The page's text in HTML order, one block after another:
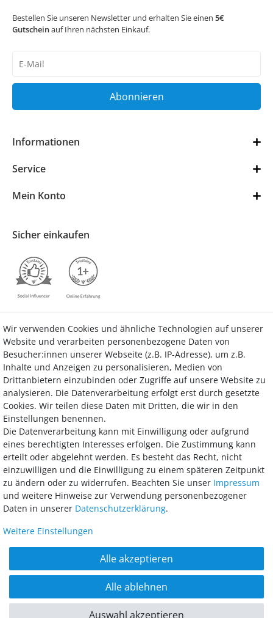
Bestellen Sie unseren Newsletter und erhalten Sie einen 5€
Gutscheinauf Ihren nächsten Einkauf.
Honig
Abonnieren
Informationen
Service
Mein Konto
Sicher einkaufen
Vertrag widerrufen Kontakt
Bezahlung
Wir bieten Ihnen viele Möglichkeiten einer sicheren und bequemen
Bezahlung.
Widerrufsrecht Datenschutz
Barrierefreiheitserklärung
© 2018 - 2026 McGarden24 GmbH / Alle Rechte vorbehalten. Alle Preise inkl.
MwSt. und zzgl. Versandkosten. **Gilt für Lieferungen innerhalb
Wir verwenden Cookies und ähnliche Technologien auf unserer
Website und verarbeiten personenbezogene Daten von
Besucher:innen unserer Webseite (z.B. IP-Adresse), um z.B.
Inhalte und Anzeigen zu personalisieren, Medien von
Drittanbietern einzubinden oder Zugriffe auf unsere Website zu
analysieren. Die Datenverarbeitung erfolgt erst durch gesetzte
Cookies. Wir teilen diese Daten mit Dritten, die wir in den
Einstellungen benennen.
Die Datenverarbeitung kann mit Einwilligung oder aufgrund
eines berechtigten Interesses erfolgen. Die Zustimmung kann
erteilt oder abgelehnt werden. Es besteht das Recht, nicht
einzuwilligen und die Einwilligung zu einem späteren Zeitpunkt
zu ändern oder zu widerrufen. Beachten Sie unser Impressum
und weitere Hinweise zur Verwendung personenbezogener
Daten in unserer Daten­schutz­erklärung.
Weitere Einstellungen
Alle akzeptieren
Alle ablehnen
Auswahl akzeptieren